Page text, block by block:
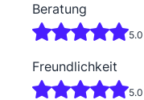
Beratung
5.0
Freundlichkeit
5.0